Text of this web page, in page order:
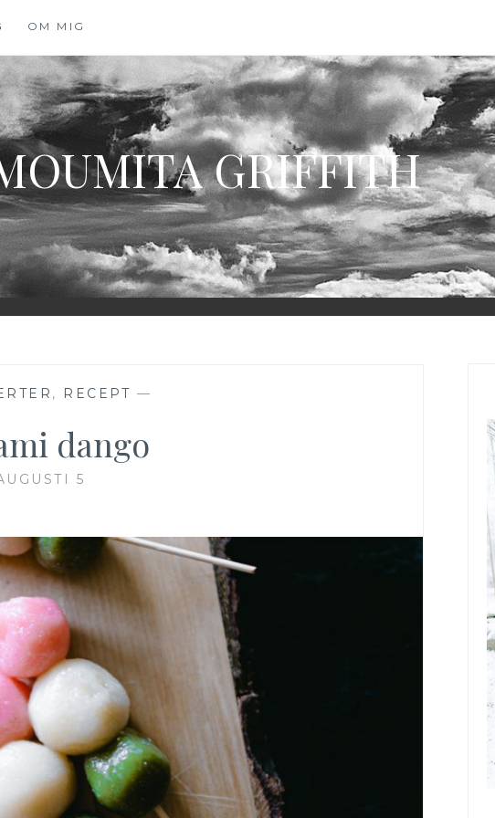
OM MIG
GRIFFITH
, RECEPT —
dango
5